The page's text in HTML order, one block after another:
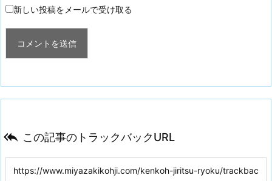
新しい投稿をメールで受け取る
 この記事のトラックバックURL